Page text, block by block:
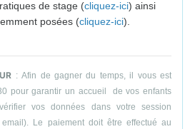
de stage (cliquez-ici) ainsi
posées (cliquez-ici).
: Afin de gagner du temps, il vous est
pour garantir un accueil de vos enfants
vos données dans votre session
Le paiement doit être effectué au